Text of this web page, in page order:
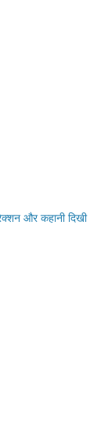
और कहानी दिखी